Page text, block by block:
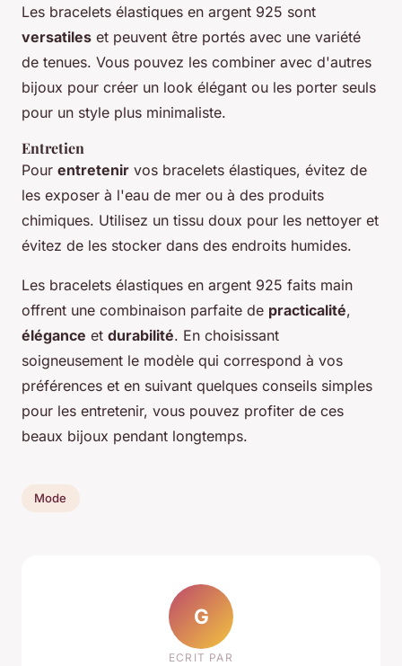
Les bracelets élastiques en argent 925 sont
versatiles et peuvent être portés avec une variété
de tenues. Vous pouvez les combiner avec d'autres
bijoux pour créer un look élégant ou les porter seuls
pour un style plus minimaliste.
Entretien
Pour entretenir vos bracelets élastiques, évitez de
les exposer à l'eau de mer ou à des produits
chimiques. Utilisez un tissu doux pour les nettoyer et
évitez de les stocker dans des endroits humides.
Les bracelets élastiques en argent 925 faits main
offrent une combinaison parfaite de practicalité,
élégance et durabilité. En choisissant
soigneusement le modèle qui correspond à vos
préférences et en suivant quelques conseils simples
pour les entretenir, vous pouvez profiter de ces
beaux bijoux pendant longtemps.
Mode
G
ECRIT PAR